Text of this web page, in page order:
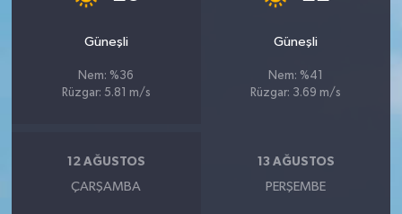
Güneşli
Nem: %36
Rüzgar: 5.81 m/s
Güneşli
Nem: %41
Rüzgar: 3.69 m/s
12 AĞUSTOS
ÇARŞAMBA
13 AĞUSTOS
PERŞEMBE